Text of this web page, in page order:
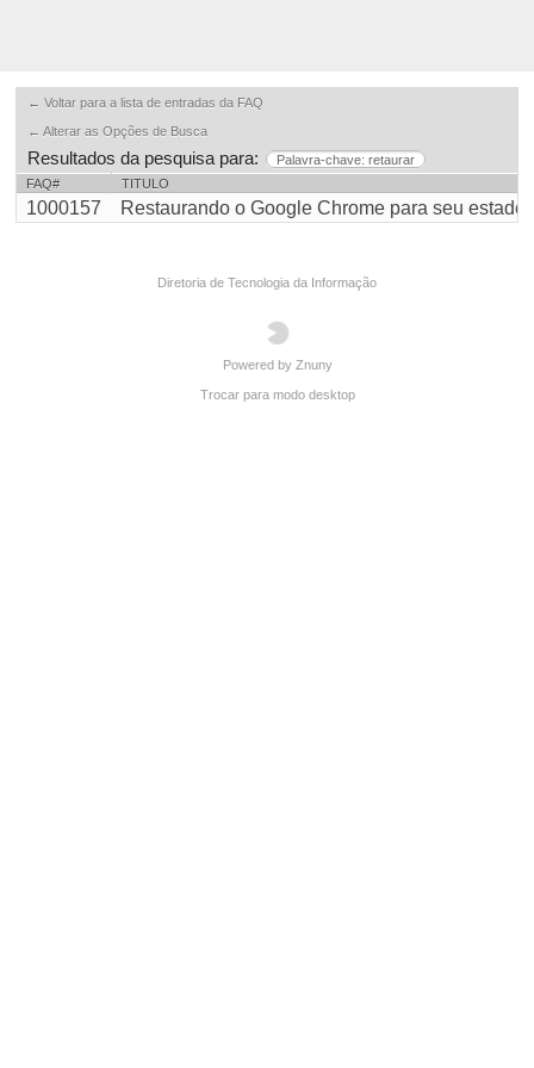
← Voltar para a lista de entradas da FAQ
← Alterar as Opções de Busca
Resultados da pesquisa para:
Palavra-chave: retaurar
FAQ#
TITULO
1000157 Restaurando o Google Chrome para seu estado
Diretoria de Tecnologia da Informação
Powered by Znuny
Trocar para modo desktop